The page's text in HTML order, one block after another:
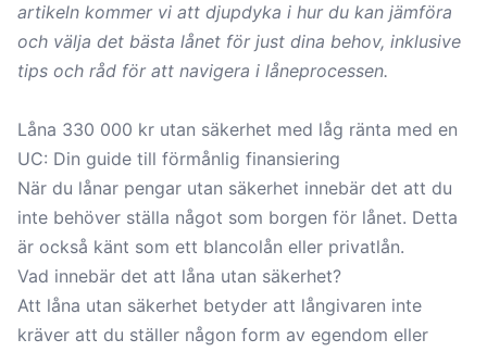
artikeln kommer vi att djupdyka i hur du kan jämföra
och välja det bästa lånet för just dina behov, inklusive
tips och råd för att navigera i låneprocessen.
Låna 330 000 kr utan säkerhet med låg ränta med en
UC: Din guide till förmånlig finansiering
När du lånar pengar utan säkerhet innebär det att du
inte behöver ställa något som borgen för lånet. Detta
är också känt som ett blancolån eller privatlån.
Vad innebär det att låna utan säkerhet?
Att låna utan säkerhet betyder att långivaren inte
kräver att du ställer någon form av egendom eller